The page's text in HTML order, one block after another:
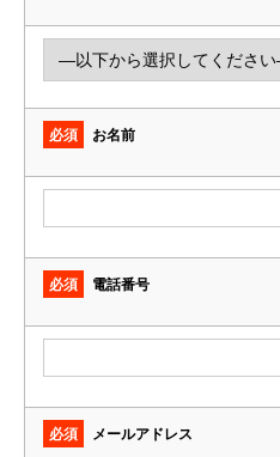
必須 お名前
必須 電話番号
必須 メールアドレス